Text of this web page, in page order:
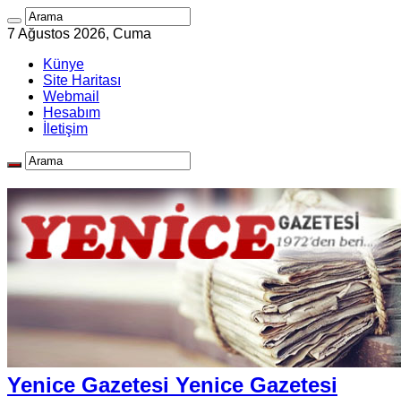
7 Ağustos 2026, Cuma
Künye
Site Haritası
Webmail
Hesabım
İletişim
Yenice Gazetesi Yenice Gazetesi